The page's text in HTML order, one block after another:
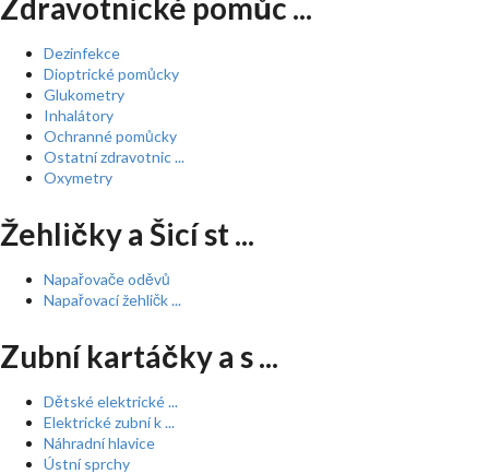
Zdravotnické pomůc ...
Dezinfekce
Dioptrické pomůcky
Glukometry
Inhalátory
Ochranné pomůcky
Ostatní zdravotnic ...
Oxymetry
Žehličky a Šicí st ...
Napařovače oděvů
Napařovací žehličk ...
Zubní kartáčky a s ...
Dětské elektrické ...
Elektrické zubní k ...
Náhradní hlavice
Ústní sprchy